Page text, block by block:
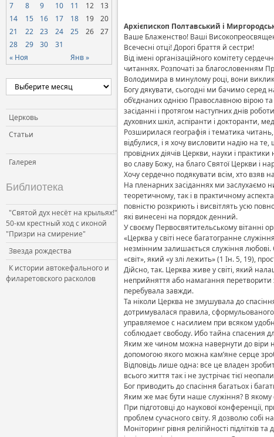
Расколы, ереси, секты
СОЦИАЛЬНОЕ
СЛУЖЕНИЕ
Церковь и власть
Церковь и общество
Церковь и СМИ
« Ноя Янв »
7
8 9 10 11 12
13
14
15 16 17 18 19
20
21
22 23 24 25 26
27
28
29 30 31
Церковь
Статьи
Галерея
Библиотека
"Святой дух несёт на крыльях!"
50-км крестный ход с иконой
"Призри на смирение"
Звезда рождества
К истории автокефального и
филаретовского расколов
Архієпископ Полтавський і
Ваше Блаженство! Ваші
Всечесні отці! Дорогі браття й сестри!
Від імені організаційного комітету
читаннях. Розпочаті за благословенням
Володимира в минулому році, вони
Богу дякувати, сьогодні ми бачимо серед
об’єднаних однією Православною вірою
засіданні і протягом наступних днів
духовних шкіл, аспіранти і докторанти,
Розширилася географія і тематика
відбулися, і я хочу висловити надію на
провідних діячів Церкви, науки і
во славу Божу, на благо Святої Церкви і
Хочу сердечно подякувати всім, хто взяв
На пленарних засіданнях ми заслухаємо
теоретичному, так і в практичному
повністю розкриють і висвітлять усю
які винесені на порядок денний.
У своєму Первосвятительському вітанні
«Церква у світі несе багатогранне
незмінним залишається служіння любові.
«світ», який «у злі лежить» (1 Ін. 5, 19),
Дійсно, так. Церква живе у світі, який
неприйняття або намагання перетворити
перебувала завжди.
Та ніколи Церква не змушувала до
дотримувалася правила,
управляемое с насилием при всяком
соблюдает свободу. Ибо тайна спасения
Яким же чином можна навернути до віри
допомогою якого можна кам’яне серце
Відповідь лише одна: все це владен
всього життя так і не зустрічає тієї
Бог приводить до спасіння багатьох і
Яким же має бути наше служіння? В якому
При підготовці до наукової конференції,
проблем сучасного світу. Я дозволю собі
Моніторинг рівня релігійності